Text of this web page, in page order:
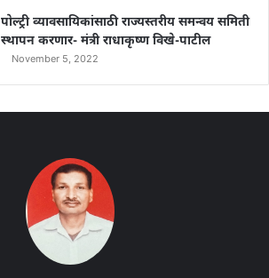
पोल्ट्री व्यावसायिकांसाठी राज्यस्तरीय समन्वय समिती
स्थापन करणार- मंत्री राधाकृष्ण विखे-पाटील
November 5, 2022